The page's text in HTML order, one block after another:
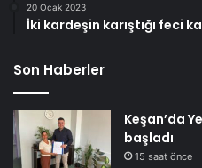
20 Ocak 2023
İki kardeşin karıştığı feci
Son Haberler
Keşan’da
başladı
15 saat önce